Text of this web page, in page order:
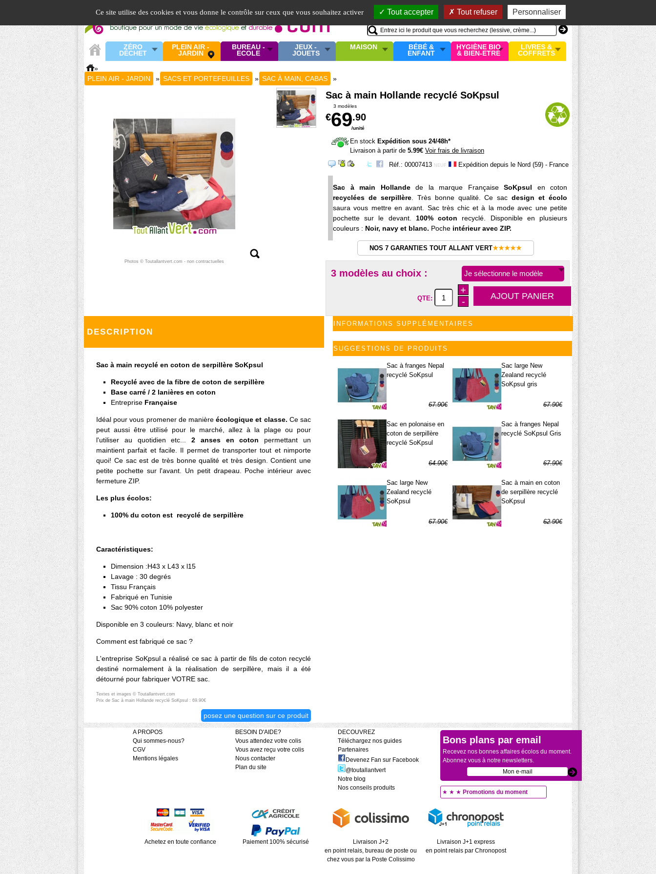
Ce site utilise des cookies et vous donne le contrôle sur ceux que vous souhaitez activer Tout accepter Tout refuser Personnaliser
Mon compte
MON PANIER
0 article
ZÉRO
DÉCHET
PLEIN AIR -
JARDIN
BUREAU -
ECOLE
JEUX -
JOUETS
MAISON
BÉBÉ &
ENFANT
HYGIÈNE BIO
& BIEN-ETRE
LIVRES &
COFFRETS
»
PLEIN AIR - JARDIN
» SACS ET PORTEFEUILLES » SAC À MAIN, CABAS »
Photos © Toutallantvert.com - non contractuelles
Sac à main Hollande recyclé SoKpsul
3 modèles
€69.90
/unité
En stock Expédition sous 24/48h*
Livraison à partir de 5.99€ Voir frais de livraison
Réf.: 00007413 NEUF Expédition depuis le Nord (59) - France
Sac à main Hollande de la marque FrançaiseSoKpsul en coton
recyclées de serpillère. Très bonne qualité. Ce sacdesign et écolo
saura vous mettre en avant. Sac très chic et à la mode avec une petite
pochette sur le devant. 100% coton recyclé. Disponible en plusieurs
couleurs : Noir, navy et blanc. Poche intérieur avec ZIP.
NOS 7 GARANTIES TOUT ALLANT VERT★★★★★
Je sélectionne le modèle
3 modèles au choix :
QTE:
+
-
INFORMATIONS SUPPLÉMENTAIRES
SUGGESTIONS DE PRODUITS
Sac à franges Nepal
recyclé SoKpsul
67.90€
Sac large New
Zealand recyclé
SoKpsul gris
67.90€
Sac en polonaise en
coton de serpillère
recyclé SoKpsul
64.90€
Sac à franges Nepal
recyclé SoKpsul Gris
67.90€
Sac large New
Zealand recyclé
SoKpsul
67.90€
Sac à main en coton
de serpillère recyclé
SoKpsul
62.90€
DESCRIPTION
Sac à main recyclé en coton de serpillère SoKpsul
Recyclé avec de la fibre de coton de serpillère
Base carré / 2 lanières en coton
Entreprise Française
Idéal pour vous promener de manièreécologique et classe. Ce sac
peut aussi être utilisé pour le marché, allez à la plage ou pour
l'utiliser au quotidien etc... 2 anses en coton permettant un
maintient parfait et facile. Il permet de transporter tout et nimporte
quoi! Ce sac est de très bonne qualité et très design. Contient une
petite pochette sur l'avant. Un petit drapeau. Poche intérieur avec
fermeture ZIP.
Les plus écolos:
100% du coton est recyclé de serpillère
Caractéristiques:
Dimension :H43 x L43 x l15
Lavage : 30 degrés
Tissu Français
Fabriqué en Tunisie
Sac 90% coton 10% polyester
Disponible en 3 couleurs: Navy, blanc et noir
Comment est fabriqué ce sac ?
L'entreprise SoKpsul a réalisé ce sac à partir de fils de coton recyclé
destiné normalement à la réalisation de serpillère, mais il a été
détourné pour fabriquer VOTRE sac.
Textes et images © Toutallantvert.com
Prix de Sac à main Hollande recyclé SoKpsul : 69.90€
posez une question sur ce produit
A PROPOS
Qui sommes-nous?
CGV
Mentions légales
BESOIN D'AIDE?
Vous attendez votre colis
Vous avez reçu votre colis
Nous contacter
Plan du site
DECOUVREZ
Téléchargez nos guides
Partenaires
Devenez Fan sur Facebook
@toutallantvert
Notre blog
Nos conseils produits
Bons plans par email
Recevez nos bonnes affaires écolos du moment.
Abonnez vous à notre newsletters.
★ ★ ★ Promotions du moment
Achetez en toute confiance Paiement 100% sécurisé
Livraison J+2
en point relais, bureau de poste ou
chez vous par la Poste Colissimo
Livraison J+1 express
en point relais par Chronopost